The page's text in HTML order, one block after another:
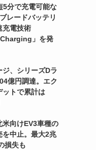
5分で充電可能な
レードバッテリ
充電技術
Charging」を発
ジ、シリーズDラ
億円調達。エク
ットで累計は
米向けEV3車種の
を中止。最大2兆
損失も